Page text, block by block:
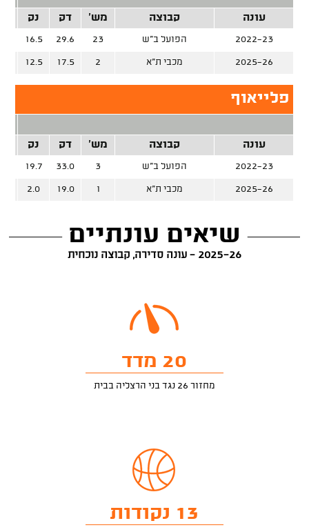
עונה
קבוצה מש' דק נק
2022-23 הפועל ב"ש 23
29.6
16.5
2025-26 מכבי ת"א 2
17.5
12.5
פלייאוף
עונה
קבוצה מש' דק נק
2022-23 הפועל ב"ש 3
33.0
19.7
2025-26 מכבי ת"א 1
19.0
2.0
שיאים עונתיים
2025-26 - עונה סדירה, קבוצה נוכחית
20 מדד
מחזור 26 נגד בני הרצליה בבית
13 נקודות